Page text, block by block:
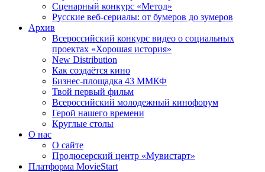
Сценарный конкурс «Метод»
Русские веб-сериалы: от бумеров до зумеров
Архив
Всероссийский конкурс видео о социальных
проектах «Хорошая история»
New Distribution
Как создаётся кино
Бизнес-площадка 43 ММКФ
Твой первый фильм
Всероссийский молодежный кинофорум
Герой нашего времени
Круглые столы
О нас
О сайте
Продюсерский центр «Мувистарт»
Платформа MovieStart